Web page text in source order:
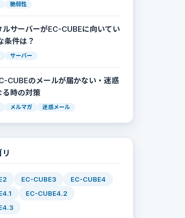
脆弱性
ルサーバーがEC-CUBEに向いてい
条件は？
サーバー
CUBEのメールが届かない・迷惑
る時の対策
メルマガ 迷惑メール
EC-CUBE3
EC-CUBE4
EC-CUBE4.2